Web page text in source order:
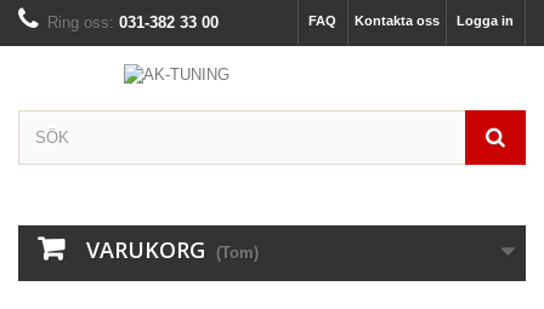
Logga in
Kontakta oss
FAQ
Ring oss: 031-382 33 00
VARUKORG (Tom)